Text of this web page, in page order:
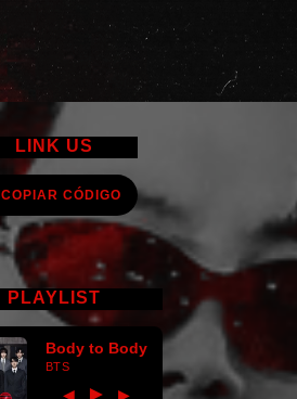
LINK US
COPIAR CÓDIGO
PLAYLIST
Body to Body
BTS
◀ ► ▶